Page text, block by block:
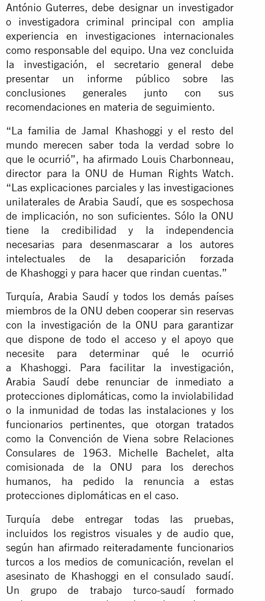
António Guterres, debe designar un investigador
o investigadora criminal principal con amplia
experiencia en investigaciones internacionales
como responsable del equipo. Una vez concluida
la investigación, el secretario general debe
presentar un informe público sobre las
conclusiones generales junto con sus
recomendaciones en materia de seguimiento.
“La familia de Jamal Khashoggi y el resto del
mundo merecen saber toda la verdad sobre lo
que le ocurrió”, ha afirmado Louis Charbonneau,
director para la ONU de Human Rights Watch.
“Las explicaciones parciales y las investigaciones
unilaterales de Arabia Saudí, que es sospechosa
de implicación, no son suficientes. Sólo la ONU
tiene la credibilidad y la independencia
necesarias para desenmascarar a los autores
intelectuales de la desaparición forzada
de Khashoggi y para hacer que rindan cuentas.”
Turquía, Arabia Saudí y todos los demás países
miembros de la ONU deben cooperar sin reservas
con la investigación de la ONU para garantizar
que dispone de todo el acceso y el apoyo que
necesite para determinar qué le ocurrió
a Khashoggi. Para facilitar la investigación,
Arabia Saudí debe renunciar de inmediato a
protecciones diplomáticas, como la inviolabilidad
o la inmunidad de todas las instalaciones y los
funcionarios pertinentes, que otorgan tratados
como la Convención de Viena sobre Relaciones
Consulares de 1963. Michelle Bachelet, alta
comisionada de la ONU para los derechos
humanos, ha pedido la renuncia a estas
protecciones diplomáticas en el caso.
Turquía debe entregar todas las pruebas,
incluidos los registros visuales y de audio que,
según han afirmado reiteradamente funcionarios
turcos a los medios de comunicación, revelan el
asesinato de Khashoggi en el consulado saudí.
Un grupo de trabajo turco-saudí formado